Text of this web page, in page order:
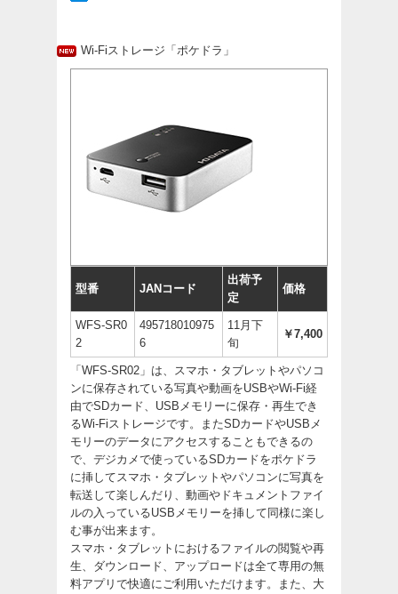
Wi-Fiストレージ「ポケドラ」
型番 JANコード
出荷予
定
価格
WFS-SR0
2
495718010975
6
11月下
旬
￥7,400
「WFS-SR02」は、スマホ・タブレットやパソコ
ンに保存されている写真や動画をUSBやWi-Fi経
由でSDカード、USBメモリーに保存・再生でき
るWi-Fiストレージです。またSDカードやUSBメ
モリーのデータにアクセスすることもできるの
で、デジカメで使っているSDカードをポケドラ
に挿してスマホ・タブレットやパソコンに写真を
転送して楽しんだり、動画やドキュメントファイ
ルの入っているUSBメモリーを挿して同様に楽し
む事が出来ます。
スマホ・タブレットにおけるファイルの閲覧や再
生、ダウンロード、アップロードは全て専用の無
料アプリで快適にご利用いただけます。また、大